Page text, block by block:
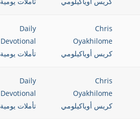
Chris
Oyakhilome
كريس أوياكيلومي
Daily
Devotional
تأملات يومية
Chris
Oyakhilome
كريس أوياكيلومي
Daily
Devotional
تأملات يومية